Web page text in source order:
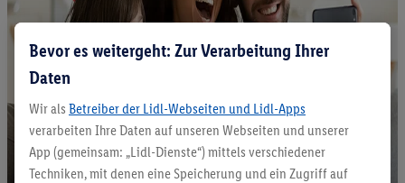
Bevor es weitergeht: Zur Verarbeitung Ihrer
Daten
Wir als Betreiber der Lidl-Webseiten und Lidl-Apps
verarbeiten Ihre Daten auf unseren Webseiten und unserer
App (gemeinsam: „Lidl-Dienste“) mittels verschiedener
Techniken, mit denen eine Speicherung und ein Zugriff auf